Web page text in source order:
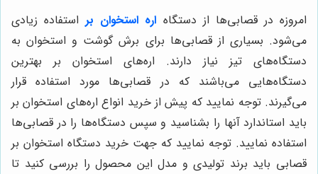
امروزه در قصابی‌ها از دستگاه اره استخوان بر استفاده زیادی
می‌شود. بسیاری از قصابی‌ها برای برش گوشت و استخوان به
دستگاه‌های تیز نیاز دارند. اره‌های استخوان بر بهترین
دستگاه‌هایی می‌باشند که در قصابی‌ها مورد استفاده قرار
می‌گیرند. توجه نمایید که پیش از خرید انواع اره‌های استخوان بر
باید استاندارد آنها را بشناسید و سپس دستگاه‌ها را در قصابی‌ها
استفاده نمایید. توجه نمایید که جهت خرید دستگاه استخوان بر
قصابی باید برند تولیدی و مدل این محصول را بررسی کنید تا